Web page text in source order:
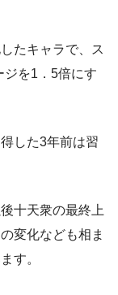
たキャラで、ス
ジを1．5倍にす
した3年前は習
十天衆の最終上
変化なども相ま
す。